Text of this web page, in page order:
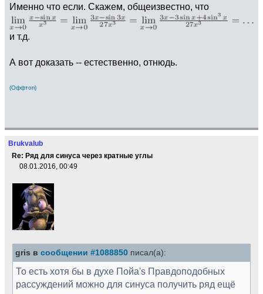
Именно что если. Скажем, общеизвестно, что
и т.д.
А вот доказать -- естественно, отнюдь.
(Оффтоп)
Brukvalub
Re: Ряд для синуса через кратные углы
08.01.2016, 00:49
gris в сообщении #1088850 писал(а):
То есть хотя бы в духе Пойа's Правдоподобных
рассуждений можно для синуса получить ряд ещё